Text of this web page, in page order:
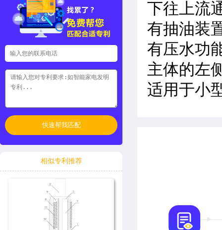
快速帮我匹配
相似专利推荐
下往上流
有抽油装
有压水功
主体的左
适用于小